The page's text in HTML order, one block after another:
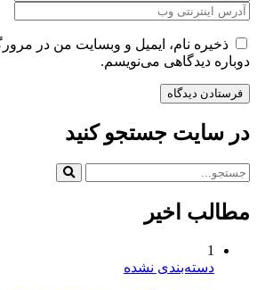
ذخیره نام، ایمیل و وبسایت من در
دوباره دیدگاهی می‌نویسم.
در سایت جستجو کنید
مطالب اخیر
1
دسته‌بندی نشده